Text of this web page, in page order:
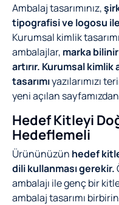
Ambalaj tasarımınız,
tipografisi ve logosu
Kurumsal kimlik
ambalajlar, marka
artırır. Kurumsal kimlik
tasarımıyazılarımızı
yeni açılan
Hedef Kitleyi
Hedeflemeli
Ürününüzün hedef
dili kullanması gerekir.
ambalajı ile genç bir
ambalaj tasarımı